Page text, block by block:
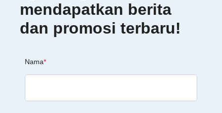
mendapatkan berita
dan promosi terbaru!
Nama*